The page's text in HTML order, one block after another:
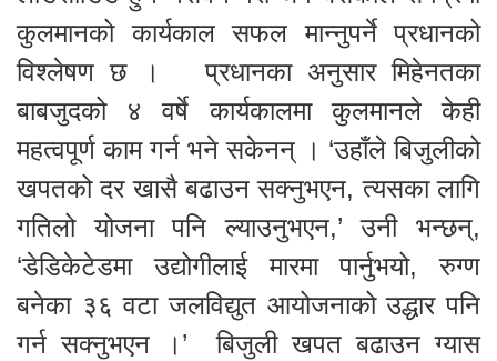
कुलमानको कार्यकाल सफल मान्नुपर्ने प्रधानको
विश्लेषण छ । प्रधानका अनुसार मिहेनतका
बाबजुदको ४ वर्षे कार्यकालमा कुलमानले केही
महत्वपूर्ण काम गर्न भने सकेनन् । ‘उहाँले बिजुलीको
खपतको दर खासै बढाउन सक्नुभएन, त्यसका लागि
गतिलो योजना पनि ल्याउनुभएन,’ उनी भन्छन्,
‘डेडिकेटेडमा उद्योगीलाई मारमा पार्नुभयो, रुग्ण
बनेका ३६ वटा जलविद्युत आयोजनाको उद्धार पनि
गर्न सक्नुभएन ।’ बिजुली खपत बढाउन ग्यास